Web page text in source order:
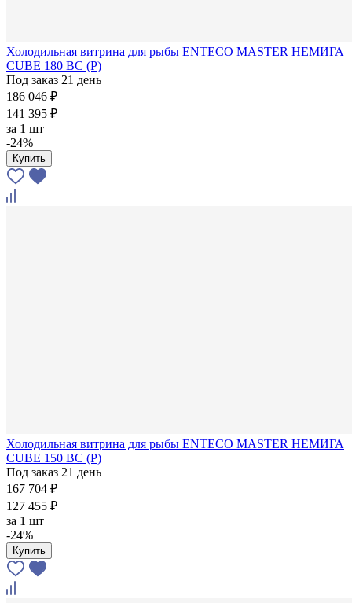
Холодильная витрина для рыбы ENTECO MASTER НЕМИГА
CUBE 180 ВС (Р)
Под заказ 21 день
186 046 ₽
141 395 ₽
за 1 шт
-24%
Купить
Холодильная витрина для рыбы ENTECO MASTER НЕМИГА
CUBE 150 ВС (Р)
Под заказ 21 день
167 704 ₽
127 455 ₽
за 1 шт
-24%
Купить